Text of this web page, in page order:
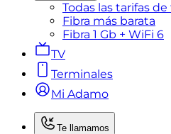
Todas las tarifas de
Fibra más barata
Fibra 1 Gb + WiFi 6
TV
Terminales
Mi Adamo
Te llamamos